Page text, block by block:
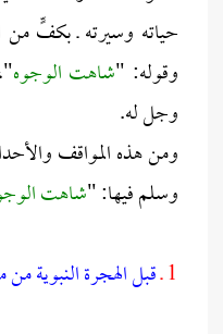
حياته وسيرته ـ بكفٍّ من
وقوله: "شاهت الوجوه
وجل له.
ومن هذه المواقف
وسلم فيها: "شاهت
1 ـ قبل الهجرة النبوية